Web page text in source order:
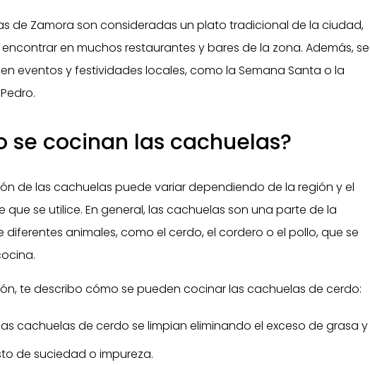
de Zamora son consideradas un plato tradicional de la ciudad,
en muchos restaurantes y bares de la zona. Además, se
en eventos y festividades locales, como la Semana Santa o la
se cocinan las cachuelas?
de las cachuelas puede variar dependiendo de la región y el
que se utilice. En general, las cachuelas son una parte de la
animales, como el cerdo, el cordero o el pollo, que se
te describo cómo se pueden cocinar las cachuelas de cerdo:
cachuelas de cerdo se limpian eliminando el exceso de grasa y
de suciedad o impureza.